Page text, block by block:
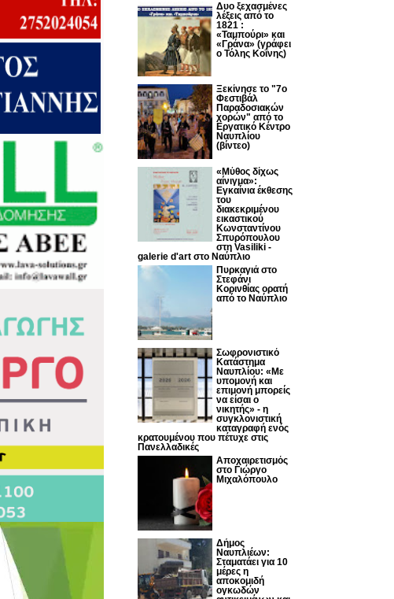
Δυο ξεχασμένες
λέξεις από το
1821 :
«Ταμπούρι» και
«Γράνα» (γράφει
ο Τόλης Κοΐνης)
Ξεκίνησε το "7ο
Φεστιβάλ
Παραδοσιακών
χορών" από το
Εργατικό Κέντρο
Ναυπλίου
(βίντεο)
«Μύθος δίχως
αίνιγμα»:
Εγκαίνια έκθεσης
του
διακεκριμένου
εικαστικού
Κωνσταντίνου
Σπυρόπουλου
στη Vasiliki -
galerie d'art στο Ναύπλιο
Πυρκαγιά στο
Στεφάνι
Κορινθίας ορατή
από το Ναύπλιο
Σωφρονιστικό
Κατάστημα
Ναυπλίου: «Με
υπομονή και
επιμονή μπορείς
να είσαι ο
νικητής» - η
συγκλονιστική
καταγραφή ενός
κρατουμένου που πέτυχε στις
Πανελλαδικές
Αποχαιρετισμός
στο Γιώργο
Μιχαλόπουλο
Δήμος
Ναυπλιέων:
Σταματάει για 10
μέρες η
αποκομιδή
ογκωδών